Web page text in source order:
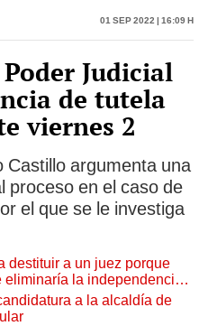
01 Sep 2022 | 16:09 h
Judicial
de tutela
viernes 2
Castillo argumenta una
proceso en el caso de
el que se le investiga
destituir a un juez porque
eliminaría la independencia
a la alcaldía de